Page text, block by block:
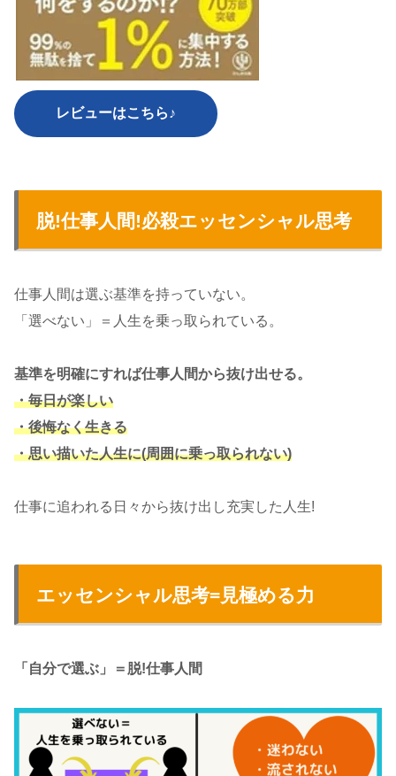
レビューはこちら♪
脱!仕事人間!必殺エッセンシャル思考
仕事人間は選ぶ基準を持っていない。
「選べない」＝人生を乗っ取られている。
基準を明確にすれば仕事人間から抜け出せる。
・毎日が楽しい
・後悔なく生きる
・思い描いた人生に(周囲に乗っ取られない)
仕事に追われる日々から抜け出し充実した人生!
エッセンシャル思考=見極める力
「自分で選ぶ」＝脱!仕事人間